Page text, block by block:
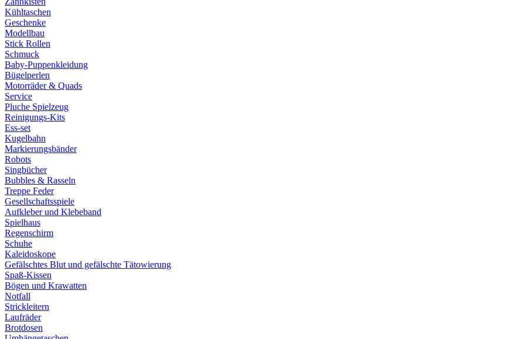
Kühltaschen
Geschenke
Modellbau
Stick Rollen
Schmuck
Baby-Puppenkleidung
Bügelperlen
Motorräder & Quads
Service
Pluche Spielzeug
Reinigungs-Kits
Ess-set
Kugelbahn
Markierungsbänder
Robots
Singbücher
Bubbles & Rasseln
Treppe Feder
Gesellschaftsspiele
Aufkleber und Klebeband
Spielhaus
Regenschirm
Schuhe
Kaleidoskope
Gefälschtes Blut und gefälschte Tätowierung
Spaß-Kissen
Bögen und Krawatten
Notfall
Strickleitern
Laufräder
Brotdosen